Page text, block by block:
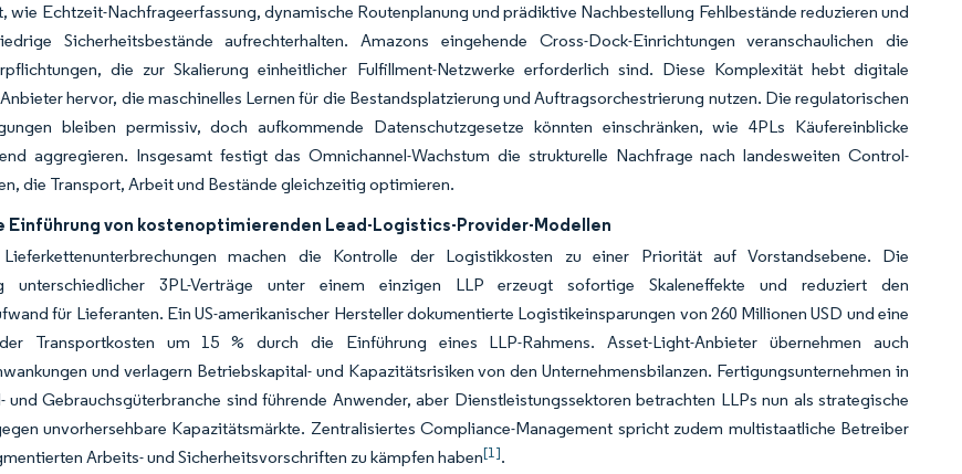
wie Echtzeit-Nachfrageerfassung, dynamische Routenplanung und prädiktive Nachbestellung Fehlbestände reduzieren und
Sicherheitsbestände aufrechterhalten. Amazons eingehende Cross-Dock-Einrichtungen veranschaulichen die
die zur Skalierung einheitlicher Fulfillment-Netzwerke erforderlich sind. Diese Komplexität hebt digitale
hervor, die maschinelles Lernen für die Bestandsplatzierung und Auftragsorchestrierung nutzen. Die regulatorischen
bleiben permissiv, doch aufkommende Datenschutzgesetze könnten einschränken, wie 4PLs Käufereinblicke
aggregieren. Insgesamt festigt das Omnichannel-Wachstum die strukturelle Nachfrage nach landesweiten Control-
die Transport, Arbeit und Bestände gleichzeitig optimieren.
Einführung von kostenoptimierenden Lead-Logistics-Provider-Modellen
machen die Kontrolle der Logistikkosten zu einer Priorität auf Vorstandsebene. Die
unterschiedlicher 3PL-Verträge unter einem einzigen LLP erzeugt sofortige Skaleneffekte und reduziert den
für Lieferanten. Ein US-amerikanischer Hersteller dokumentierte Logistikeinsparungen von 260 Millionen USD und eine
Transportkosten um 15 % durch die Einführung eines LLP-Rahmens. Asset-Light-Anbieter übernehmen auch
und verlagern Betriebskapital- und Kapazitätsrisiken von den Unternehmensbilanzen. Fertigungsunternehmen in
und Gebrauchsgüterbranche sind führende Anwender, aber Dienstleistungssektoren betrachten LLPs nun als strategische
unvorhersehbare Kapazitätsmärkte. Zentralisiertes Compliance-Management spricht zudem multistaatliche Betreiber
Arbeits- und Sicherheitsvorschriften zu kämpfen haben[1].